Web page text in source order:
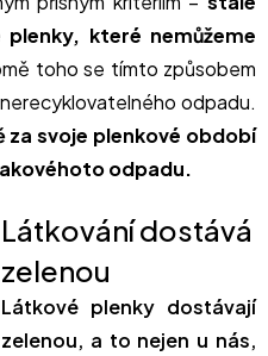
které nemůžeme
toho se tímto způsobem
odpadu.
za svoje plenkové období
odpadu.
Látkování dostává
zelenou
Látkové plenky dostávají
zelenou, a to nejen u nás,